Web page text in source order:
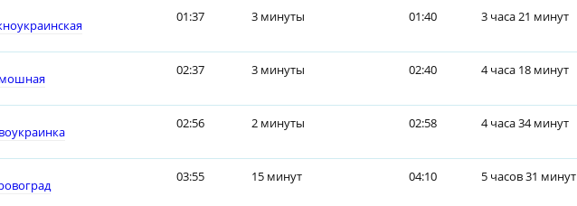
01:37 3 минуты 01:40 3 часа 21 минут
02:37 3 минуты 02:40 4 часа 18 минут
02:56 2 минуты 02:58 4 часа 34 минут
03:55 15 минут 04:10 5 часов 31 минут